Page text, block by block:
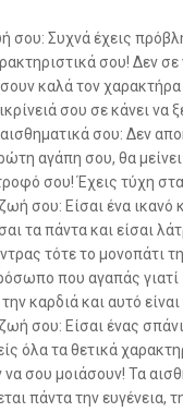
σου: Συχνά έχεις
σου! Δεν σε
καλά τον
σου σε κάνει
σου: Δεν
αγάπη σου, θα
σου! Έχεις τύχη
σου: Είσαι ένα
τα πάντα και είσαι
τότε το μονοπάτι
που αγαπάς γιατί
καρδιά και αυτό
σου: Είσαι ένας
όλα τα θετικά
σου μοιάσουν! Τα
πάντα την ευγένεια,